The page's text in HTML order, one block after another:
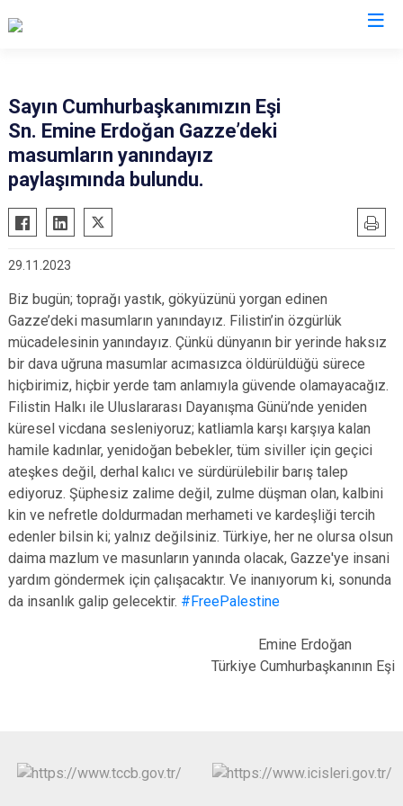
Araban
İslahiye
Nizip
Şahinbey
Şehitkamil
Yavuzeli
Sayın Cumhurbaşkanımızın Eşi
Sn. Emine Erdoğan Gazze’deki
masumların yanındayız
paylaşımında bulundu.
29.11.2023
Biz bugün; toprağı yastık, gökyüzünü yorgan edinen
Gazze’deki masumların yanındayız. Filistin’in özgürlük
mücadelesinin yanındayız. Çünkü dünyanın bir yerinde haksız
bir dava uğruna masumlar acımasızca öldürüldüğü sürece
hiçbirimiz, hiçbir yerde tam anlamıyla güvende olamayacağız.
Filistin Halkı ile Uluslararası Dayanışma Günü’nde yeniden
küresel vicdana sesleniyoruz; katliamla karşı karşıya kalan
hamile kadınlar, yenidoğan bebekler, tüm siviller için geçici
ateşkes değil, derhal kalıcı ve sürdürülebilir barış talep
ediyoruz. Şüphesiz zalime değil, zulme düşman olan, kalbini
kin ve nefretle doldurmadan merhameti ve kardeşliği tercih
edenler bilsin ki; yalnız değilsiniz. Türkiye, her ne olursa olsun
daima mazlum ve masunların yanında olacak, Gazze'ye insani
yardım göndermek için çalışacaktır. Ve inanıyorum ki, sonunda
da insanlık galip gelecektir. #FreePalestine
Emine Erdoğan
Türkiye Cumhurbaşkanının Eşi